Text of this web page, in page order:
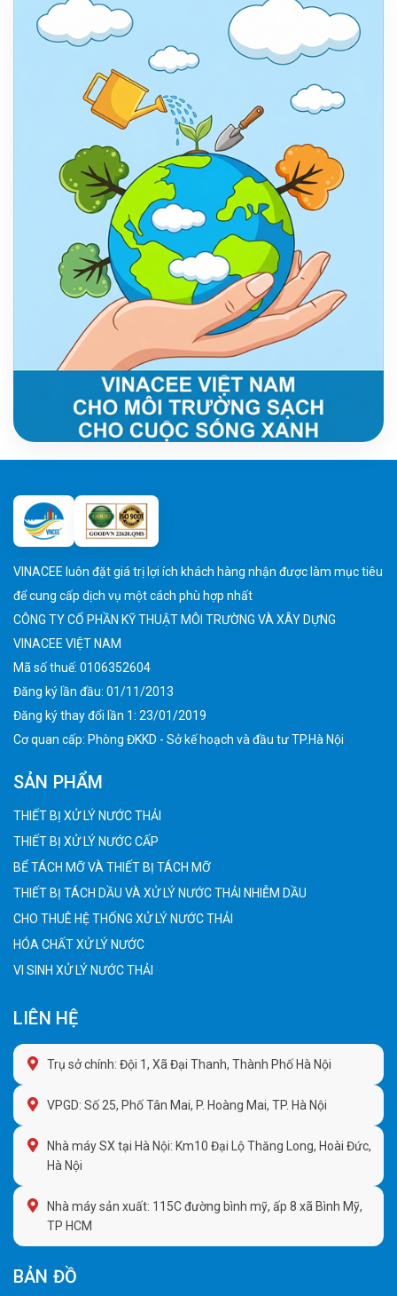
VINACEE luôn đặt giá trị lợi ích khách hàng nhận được làm mục tiêu
để cung cấp dịch vụ một cách phù hợp nhất
CÔNG TY CỔ PHẦN KỸ THUẬT MÔI TRƯỜNG VÀ XÂY DỰNG
VINACEE VIỆT NAM
Mã số thuế: 0106352604
Đăng ký lần đầu: 01/11/2013
Đăng ký thay đổi lần 1: 23/01/2019
Cơ quan cấp: Phòng ĐKKD - Sở kế hoạch và đầu tư TP.Hà Nội
SẢN PHẨM
THIẾT BỊ XỬ LÝ NƯỚC THẢI
THIẾT BỊ XỬ LÝ NƯỚC CẤP
BỂ TÁCH MỠ VÀ THIẾT BỊ TÁCH MỠ
THIẾT BỊ TÁCH DẦU VÀ XỬ LÝ NƯỚC THẢI NHIỄM DẦU
CHO THUÊ HỆ THỐNG XỬ LÝ NƯỚC THẢI
HÓA CHẤT XỬ LÝ NƯỚC
VI SINH XỬ LÝ NƯỚC THẢI
LIÊN HỆ
Trụ sở chính: Đội 1, Xã Đại Thanh, Thành Phố Hà Nội
VPGD: Số 25, Phố Tân Mai, P. Hoàng Mai, TP. Hà Nội
Nhà máy SX tại Hà Nội: Km10 Đại Lộ Thăng Long, Hoài Đức,
Hà Nội
Nhà máy sản xuất: 115C đường bình mỹ, ấp 8 xã Bình Mỹ,
TP HCM
BẢN ĐỒ